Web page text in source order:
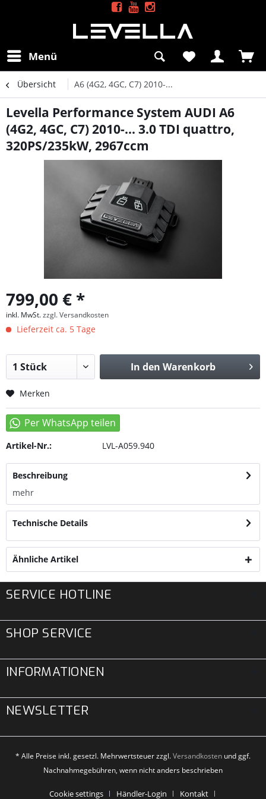
Menü
Übersicht A6 (4G2, 4GC, C7) 2010-...
Levella Performance System AUDI A6
(4G2, 4GC, C7) 2010-... 3.0 TDI quattro,
320PS/235kW, 2967ccm
799,00 € *
inkl. MwSt.zzgl. Versandkosten
Lieferzeit ca. 5 Tage
In den Warenkorb
Merken
Artikel-Nr.: LVL-A059.940
Beschreibung
mehr
Technische Details
Ähnliche Artikel
SERVICE HOTLINE
SHOP SERVICE
INFORMATIONEN
NEWSLETTER
* Alle Preise inkl. gesetzl. Mehrwertsteuer zzgl.Versandkosten und ggf.
Nachnahmegebühren, wenn nicht anders beschrieben
Cookie settings Händler-Login Kontakt